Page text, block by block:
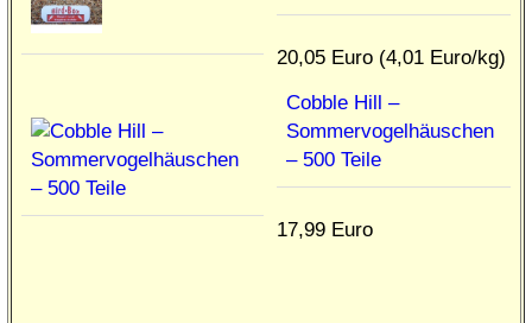
20,05 Euro (4,01 Euro/kg)
Cobble Hill –
Sommervogelhäuschen
– 500 Teile
17,99 Euro